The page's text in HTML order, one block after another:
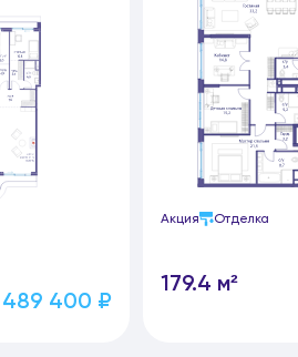
489 400 ₽
Акция Отделка
179.4 м²